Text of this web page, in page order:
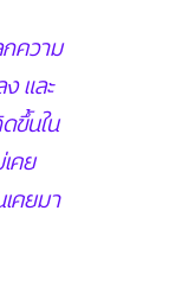
กความ
และ
ขึ้นใน
คย
คยมา